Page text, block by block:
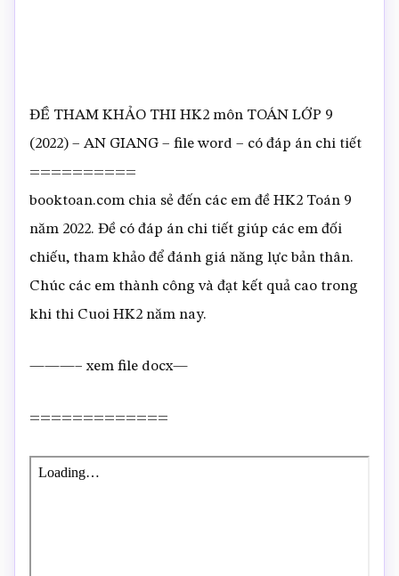
ĐỀ THAM KHẢO THI HK2 môn TOÁN LỚP 9
(2022) – AN GIANG – file word – có đáp án chi tiết
==========
booktoan.com chia sẻ đến các em đề HK2 Toán 9
năm 2022. Đề có đáp án chi tiết giúp các em đối
chiếu, tham khảo để đánh giá năng lực bản thân.
Chúc các em thành công và đạt kết quả cao trong
khi thi Cuoi HK2 năm nay.
———– xem file docx—
=============